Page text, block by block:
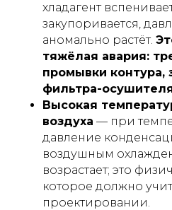
хладагент
закупоривается,
аномально растёт.
тяжёлая авария:
промывки контура,
фильтра-
Высокая
воздуха — при
давление
воздушным
возрастает; это
которое должно
проектировании.